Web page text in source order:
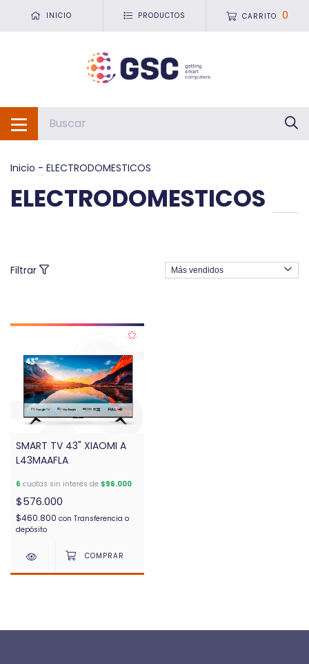
INICIO PRODUCTOS CARRITO 0
Inicio - ELECTRODOMESTICOS
ELECTRODOMESTICOS
Filtrar
SMART TV 43" XIAOMI A
L43MAAFLA
6 cuotas sin interés de $96.000
$576.000
$460.800 con Transferencia o
depósito